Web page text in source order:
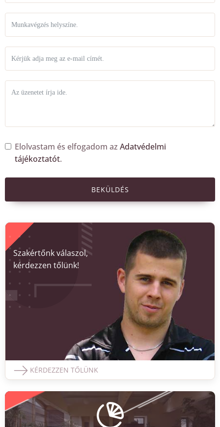
Elolvastam és elfogadom az Adatvédelmi
tájékoztatót.
BEKÜLDÉS
Szakértőnk válaszol,
kérdezzen tőlünk!
KÉRDEZZEN TŐLÜNK